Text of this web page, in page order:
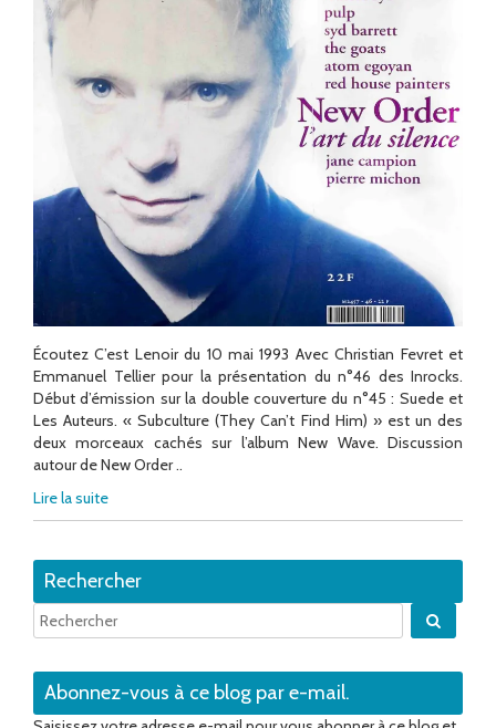
Écoutez C’est Lenoir du 10 mai 1993 Avec Christian Fevret et
Emmanuel Tellier pour la présentation du n°46 des Inrocks.
Début d’émission sur la double couverture du n°45 : Suede et
Les Auteurs. « Subculture (They Can’t Find Him) » est un des
deux morceaux cachés sur l’album New Wave. Discussion
autour de New Order ..
Lire la suite
Rechercher
Abonnez-vous à ce blog par e-mail.